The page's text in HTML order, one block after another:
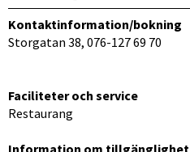
Kontaktinformation/bokning
Storgatan 38, 076-127 69 70
Faciliteter och service
Restaurang